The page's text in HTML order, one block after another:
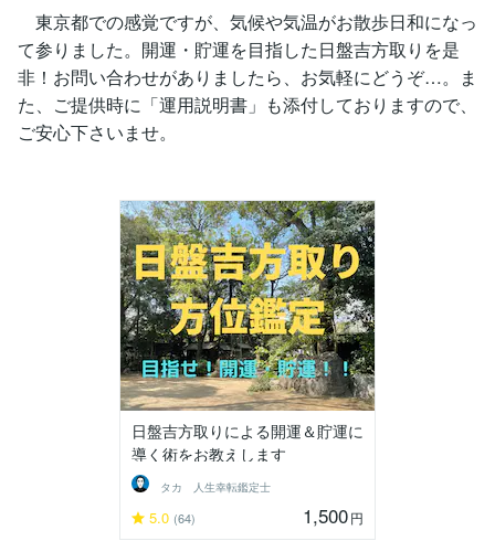
東京都での感覚ですが、気候や気温がお散歩日和になっ
て参りました。開運・貯運を目指した日盤吉方取りを是
非！お問い合わせがありましたら、お気軽にどうぞ…。ま
た、ご提供時に「運用説明書」も添付しておりますので、
ご安心下さいませ。
日盤吉方取りによる開運＆貯運に
導く術をお教えします
タカ 人生幸転鑑定士
5.0 (64) 1,500円